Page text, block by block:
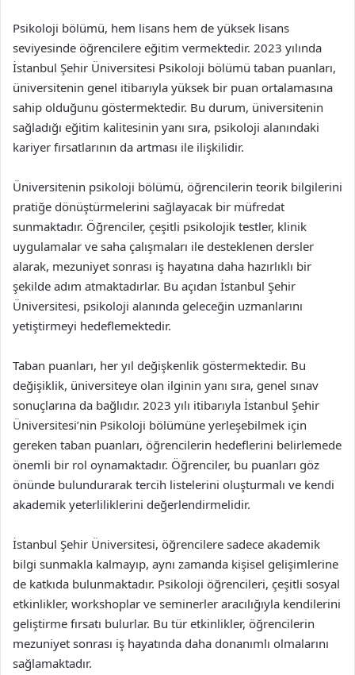
Psikoloji bölümü, hem lisans hem de yüksek lisans
seviyesinde öğrencilere eğitim vermektedir. 2023 yılında
İstanbul Şehir Üniversitesi Psikoloji bölümü taban puanları,
üniversitenin genel itibarıyla yüksek bir puan ortalamasına
sahip olduğunu göstermektedir. Bu durum, üniversitenin
sağladığı eğitim kalitesinin yanı sıra, psikoloji alanındaki
kariyer fırsatlarının da artması ile ilişkilidir.
Üniversitenin psikoloji bölümü, öğrencilerin teorik bilgilerini
pratiğe dönüştürmelerini sağlayacak bir müfredat
sunmaktadır. Öğrenciler, çeşitli psikolojik testler, klinik
uygulamalar ve saha çalışmaları ile desteklenen dersler
alarak, mezuniyet sonrası iş hayatına daha hazırlıklı bir
şekilde adım atmaktadırlar. Bu açıdan İstanbul Şehir
Üniversitesi, psikoloji alanında geleceğin uzmanlarını
yetiştirmeyi hedeflemektedir.
Taban puanları, her yıl değişkenlik göstermektedir. Bu
değişiklik, üniversiteye olan ilginin yanı sıra, genel sınav
sonuçlarına da bağlıdır. 2023 yılı itibarıyla İstanbul Şehir
Üniversitesi’nin Psikoloji bölümüne yerleşebilmek için
gereken taban puanları, öğrencilerin hedeflerini belirlemede
önemli bir rol oynamaktadır. Öğrenciler, bu puanları göz
önünde bulundurarak tercih listelerini oluşturmalı ve kendi
akademik yeterliliklerini değerlendirmelidir.
İstanbul Şehir Üniversitesi, öğrencilere sadece akademik
bilgi sunmakla kalmayıp, aynı zamanda kişisel gelişimlerine
de katkıda bulunmaktadır. Psikoloji öğrencileri, çeşitli sosyal
etkinlikler, workshoplar ve seminerler aracılığıyla kendilerini
geliştirme fırsatı bulurlar. Bu tür etkinlikler, öğrencilerin
mezuniyet sonrası iş hayatında daha donanımlı olmalarını
sağlamaktadır.